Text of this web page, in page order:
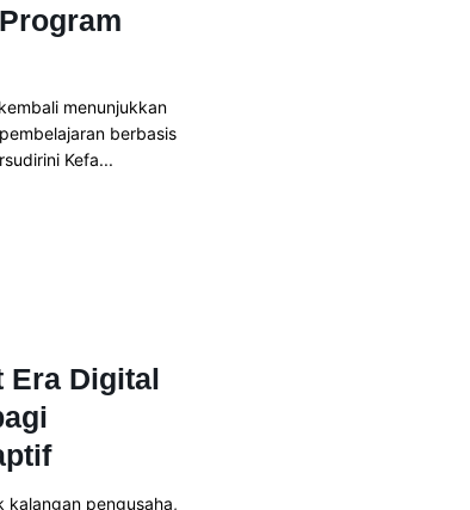
menunjukkan
berbasis
Kefa...
Era Digital
kalangan pengusaha,